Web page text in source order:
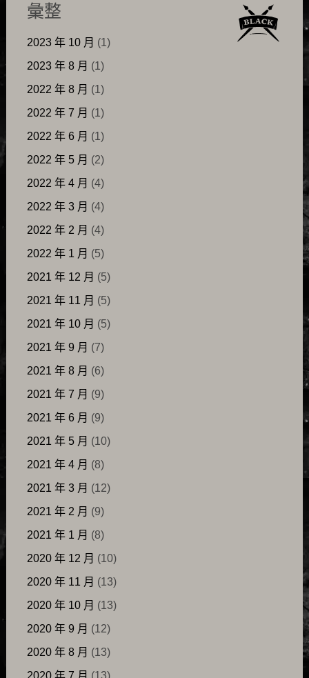
彙整
2023 年 10 月 (1)
2023 年 8 月 (1)
2022 年 8 月 (1)
2022 年 7 月 (1)
2022 年 6 月 (1)
2022 年 5 月 (2)
2022 年 4 月 (4)
2022 年 3 月 (4)
2022 年 2 月 (4)
2022 年 1 月 (5)
2021 年 12 月 (5)
2021 年 11 月 (5)
2021 年 10 月 (5)
2021 年 9 月 (7)
2021 年 8 月 (6)
2021 年 7 月 (9)
2021 年 6 月 (9)
2021 年 5 月 (10)
2021 年 4 月 (8)
2021 年 3 月 (12)
2021 年 2 月 (9)
2021 年 1 月 (8)
2020 年 12 月 (10)
2020 年 11 月 (13)
2020 年 10 月 (13)
2020 年 9 月 (12)
2020 年 8 月 (13)
2020 年 7 月 (13)